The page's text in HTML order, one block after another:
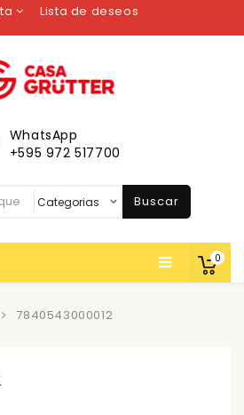
Lista de deseos
0
WhatsApp
+595 972 517700
Buscar
7840543000012